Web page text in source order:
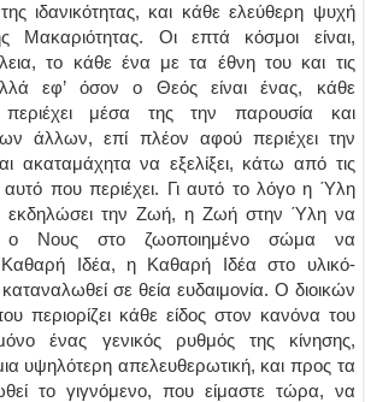
της ιδανικότητας, και κάθε ελεύθερη ψυχή
Μακαριότητας. Οι επτά κόσμοι είναι,
το κάθε ένα με τα έθνη του και τις
εφ’ όσον ο Θεός είναι ένας, κάθε
περιέχει μέσα της την παρουσία και
άλλων, επί πλέον αφού περιέχει την
ακαταμάχητα να εξελίξει, κάτω από τις
αυτό που περιέχει. Γι αυτό το λόγο η Ύλη
εκδηλώσει την Ζωή, η Ζωή στην Ύλη να
Νους στο ζωοποιημένο σώμα να
Ιδέα, η Καθαρή Ιδέα στο υλικό-
σε θεία ευδαιμονία. Ο διοικών
περιορίζει κάθε είδος στον κανόνα του
ένας γενικός ρυθμός της κίνησης,
υψηλότερη απελευθερωτική, και προς τα
το γιγνόμενο, που είμαστε τώρα, να